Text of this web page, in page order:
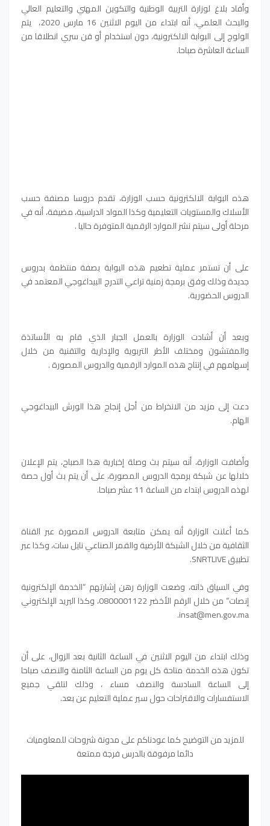
وأفاد بلاغ لوزارة التربية الوطنية والتكوين المهني والتعليم العالي
والبحث العلمي، أنه ابتداء من اليوم الاثنين 16 مارس 2020، يتم
الولوج إلى البوابة الالكترونية، دون استخدام أو قن سري انطلاقا من
الساعة العاشرة صباحا.
هذه البوابة الالكترونية حسب الوزارة، تقدم دروسا مصنفة حسب
الأسلاك والمستويات التعليمية وكذا المواد الدراسية، مضيفة، أنه في
مرحلة أولى سيتم نشر الموارد الرقمية المتوفرة حاليا .
على أن تستمر عملية تطعيم هذه البوابة بصفة منتظمة بدروس
جديدة وذلك وفق برمجة زمنية تراعي التدرج البيداغوجي المعتمد في
الدروس الحضورية.
وبعد أن أشادت الوزارة بالعمل الجبار الذي قام به الأساتذة
والمفتشون ومختلف الأطر التربوية والإدارية والتقنية من خلال
إسهامهم في إنتاج هذه الموارد الرقمية والدروس المصورة .
دعت إلى مزيد من الانخراط من أجل إنجاح هذا الورش البيداغوجي
الهام.
وأضافت الوزارة، أنه سيتم بث وصلة إخبارية هذا الصباح، يتم الإعلان
خلالها عن شبكة برمجة الدروس المصورة، على أن يتم بث أول حصة
لهذه الدروس ابتداء من الساعة 11 عشر صباحا.
كما أعلنت الوزارة أنه يمكن متابعة الدروس المصورة عبر القناة
الثقافية من خلال الشبكة الأرضية والقمر الصناعي نايل سات، وكذا عبر
تطبيق SNRTLIVE.
وفي السياق ذاته، وضعت الوزارة رهن إشارتهم “الخدمة الإلكترونية
إنصات” من خلال الرقم الأخضر 0800001122، وكذا البريد الإلكتروني
insat@men.gov.ma.
وذلك ابتداء من اليوم الاثنين في الساعة الثانية بعد الزوال، على أن
تكون هذه الخدمة متاحة كل يوم من الساعة الثامنة والنصف صباحا
إلى الساعة السادسة والنصف مساء ، وذلك لتلقي جميع
الاستفسارات والاقتراحات حول سير عملية التعليم عن بعد.
للمزيد من التوضيح كما عودناكم على مدونة شروحات للمعلوميات
دائما مرفوقة بالدرس فرجة ممتعة